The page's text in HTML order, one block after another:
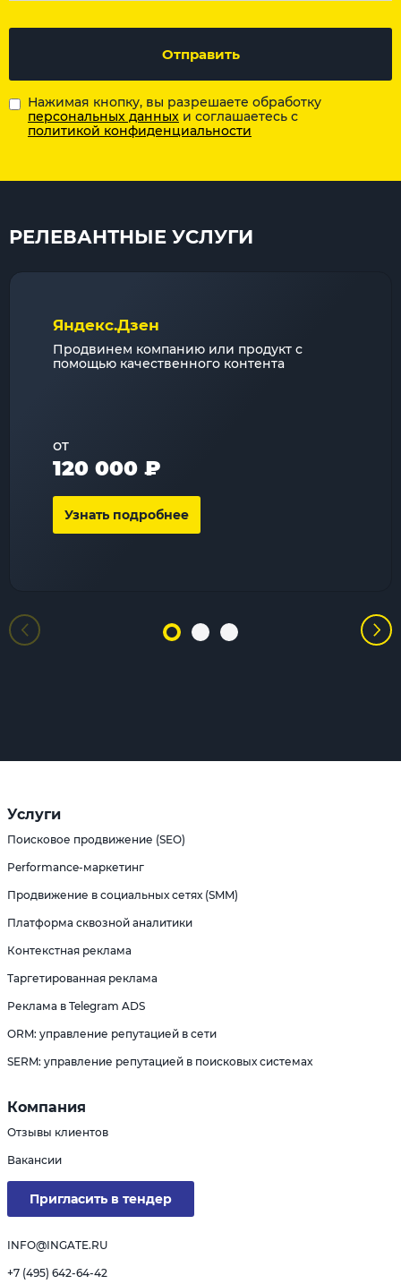
Отправить
Нажимая кнопку, вы разрешаете обработку
персональных данных и соглашаетесь с
политикой конфиденциальности
РЕЛЕВАНТНЫЕ УСЛУГИ
Яндекс.Дзен
Продвинем компанию или продукт с
помощью качественного контента
от
120 000 ₽
Узнать подробнее
Услуги
Поисковое продвижение (SEO)
Performance-маркетинг
Продвижение в социальных сетях (SMM)
Платформа сквозной аналитики
Контекстная реклама
Таргетированная реклама
Реклама в Telegram ADS
ORM: управление репутацией в сети
SERM: управление репутацией в поисковых системах
Компания
Отзывы клиентов
Вакансии
Пригласить в тендер
INFO@INGATE.RU
+7 (495) 642-64-42